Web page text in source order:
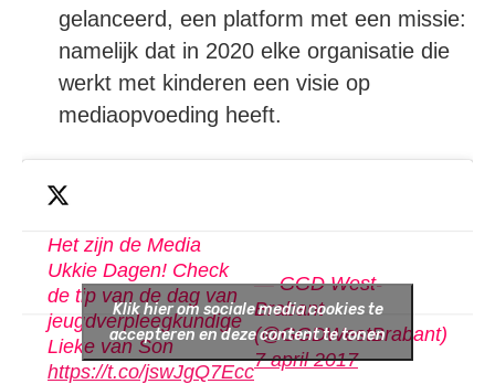
gelanceerd, een platform met een missie:
namelijk dat in 2020 elke organisatie die
werkt met kinderen een visie op
mediaopvoeding heeft.
Het zijn de Media
Ukkie Dagen! Check
de tip van de dag van
jeugdverpleegkundige
Lieke van Son
https://t.co/jswJgQ7Ecc
— GGD West-
Brabant
(@GGDWestBrabant)
7 april 2017
Klik hier om sociale media cookies te
accepteren en deze content te tonen